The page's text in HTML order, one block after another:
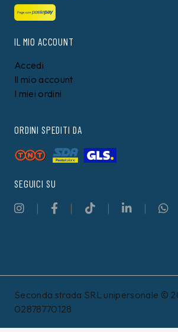
IL MIO ACCOUNT
Accedi
Il mio account
I miei ordini
ORDINI SPEDITI DA
SEGUICI SU
Seconda strada SRL unipersonale ©
02878770128